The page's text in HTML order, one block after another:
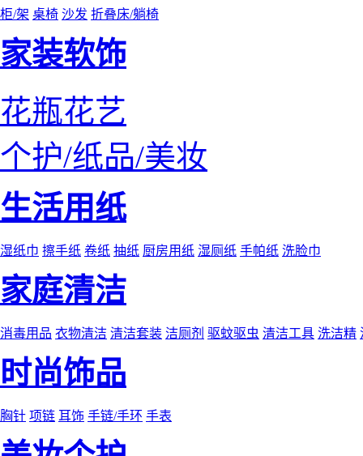
柜/架 桌椅 沙发 折叠床/躺椅
家装软饰
花瓶花艺
个护/纸品/美妆
生活用纸
湿纸巾 擦手纸 卷纸 抽纸 厨房用纸 湿厕纸 手帕纸 洗脸巾
家庭清洁
消毒用品 衣物清洁 清洁套装 洁厕剂 驱蚊驱虫 清洁工具 洗洁精
时尚饰品
胸针 项链 耳饰 手链/手环 手表